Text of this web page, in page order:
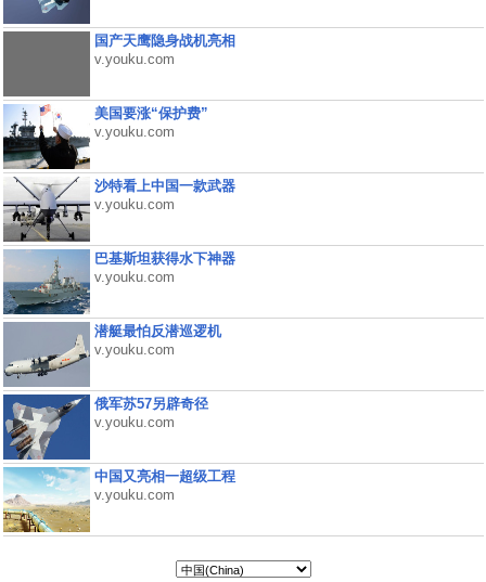
国产天鹰隐身战机亮相
v.youku.com
美国要涨“保护费”
v.youku.com
沙特看上中国一款武器
v.youku.com
巴基斯坦获得水下神器
v.youku.com
潜艇最怕反潜巡逻机
v.youku.com
俄军苏57另辟奇径
v.youku.com
中国又亮相一超级工程
v.youku.com